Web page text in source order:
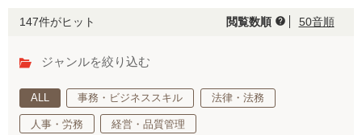
147件がヒット 閲覧数順 help 50音順
ジャンルを絞り込む
ALL 事務・ビジネススキル 法律・法務
人事・労務 経営・品質管理